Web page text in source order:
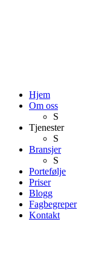
Hjem
Om oss
S
Tjenester
S
Bransjer
S
Portefølje
Priser
Blogg
Fagbegreper
Kontakt